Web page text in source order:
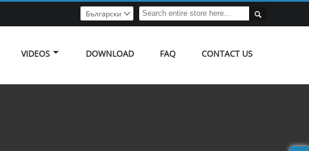

Български 
VIDEOS DOWNLOAD FAQ CONTACT US